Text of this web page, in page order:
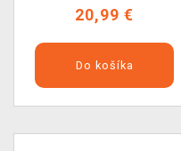
20,99 €
Do košíka